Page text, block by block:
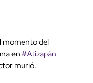
momento del
en#Atizapán
murió.